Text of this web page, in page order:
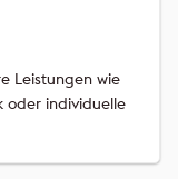
Leistungen wie
oder individuelle